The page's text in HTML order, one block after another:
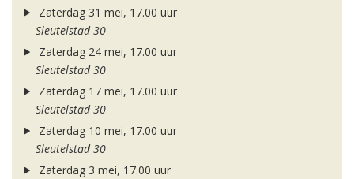
Zaterdag 31 mei, 17.00 uur
Sleutelstad 30
Zaterdag 24 mei, 17.00 uur
Sleutelstad 30
Zaterdag 17 mei, 17.00 uur
Sleutelstad 30
Zaterdag 10 mei, 17.00 uur
Sleutelstad 30
Zaterdag 3 mei, 17.00 uur